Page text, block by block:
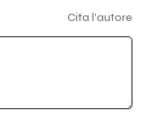
Cita l'autore